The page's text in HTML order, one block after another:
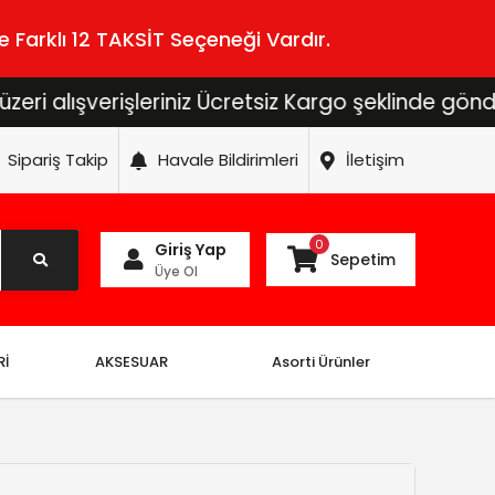
12 TAKSİT Seçeneği Vardır.
Ücretsiz Kargo şeklinde
Sipariş Takip Havale Bildirimleri İletişim
Giriş Yap
Üye Ol
0
Sepetim
AKSESUAR Asorti Ürünler